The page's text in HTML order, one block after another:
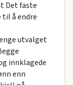
Det faste
å endre
utvalget
innklagede
enn